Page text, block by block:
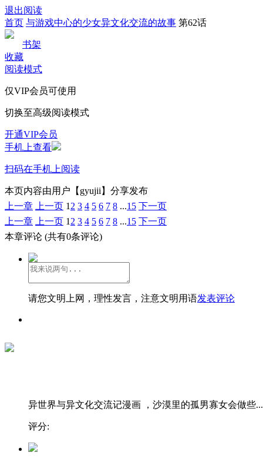
退出阅读
首页 与游戏中心的少女异文化交流的故事 第62话
书架
收藏
阅读模式
仅VIP会员可使用
切换至高级阅读模式
开通VIP会员
手机上查看
扫码在手机上阅读
本页内容由用户【gyujii】分享发布
上一章
上一页 1 2 3 4 5 6 7 8 ...15 下一页
上一章
上一页 1 2 3 4 5 6 7 8 ...15 下一页
本章评论 (共有0条评论)
请您文明上网，理性发言，注意文明用语发表评论
异世界与异文化交流记漫画 ，沙漠里的孤男寡女会做些...
评分: